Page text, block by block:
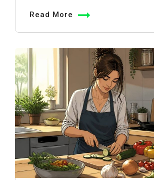
Read More